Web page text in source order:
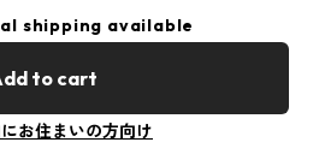
shipping available
to cart
お住まいの方向け